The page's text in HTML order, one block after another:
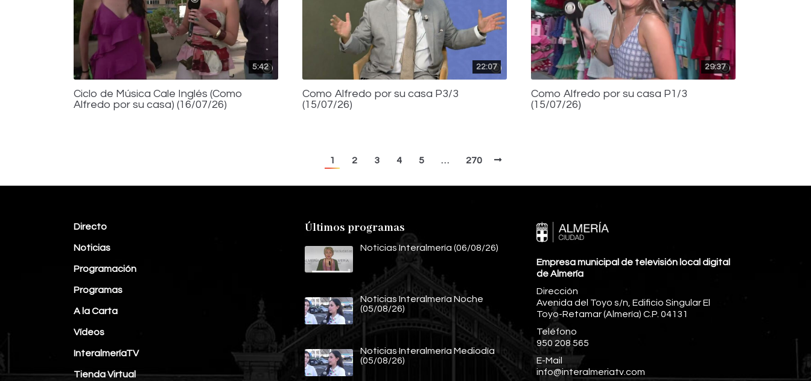
5:42
Ciclo de Música Cale Inglés (Como
Alfredo por su casa) (16/07/26)
22:07
Como Alfredo por su casa P3/3
(15/07/26)
29:37
Como Alfredo por su casa P1/3
(15/07/26)
1 2 3 4 5 … 270
Directo
Noticias
Programación
Programas
A la Carta
Vídeos
InteralmeríaTV
Tienda Virtual
Últimos programas
Noticias Interalmería (06/08/26)
Noticias Interalmería Noche
(05/08/26)
Noticias Interalmería Mediodía
(05/08/26)
Empresa municipal de televisión local digital
de Almería
Dirección
Avenida del Toyo s/n, Edificio Singular El
Toyo-Retamar (Almería) C.P. 04131
Teléfono
950 208 565
E-Mail
info@interalmeriatv.com